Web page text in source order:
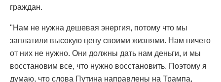
граждан.
"Нам не нужна дешевая энергия, потому что мы
заплатили высокую цену своими жизнями. Нам ничего
от них не нужно. Они должны дать нам деньги, и мы
восстановим все, что нужно восстановить. Поэтому я
думаю, что слова Путина направлены на Трампа,